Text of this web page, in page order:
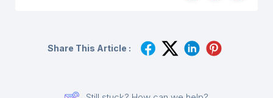
Share This Article :